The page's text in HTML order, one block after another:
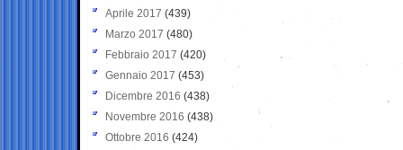
Aprile 2017 (439)
Marzo 2017 (480)
Febbraio 2017 (420)
Gennaio 2017 (453)
Dicembre 2016 (438)
Novembre 2016 (438)
Ottobre 2016 (424)